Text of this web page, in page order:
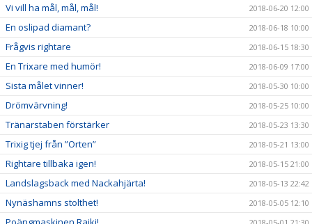
Vi vill ha mål, mål, mål! 2018-06-20 12:00
En oslipad diamant? 2018-06-18 10:00
Frågvis rightare 2018-06-15 18:30
En Trixare med humör! 2018-06-09 17:00
Sista målet vinner! 2018-05-30 10:00
Drömvärvning! 2018-05-25 10:00
Tränarstaben förstärker 2018-05-23 13:30
Trixig tjej från ”Orten” 2018-05-21 13:00
Rightare tillbaka igen! 2018-05-15 21:00
Landslagsback med Nackahjärta! 2018-05-13 22:42
Nynäshamns stolthet! 2018-05-05 12:10